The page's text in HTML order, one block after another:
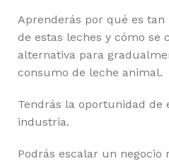
Aprenderás por qué es
de estas leches y cómo se
alternativa para
consumo de leche animal.
Tendrás la oportunidad de
industria.
Podrás escalar un